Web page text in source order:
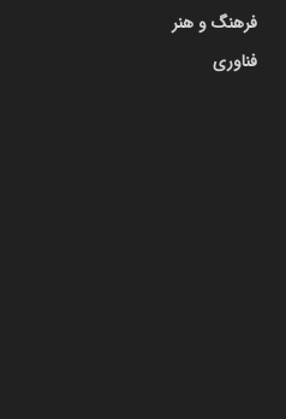
فرهنگ و هنر
فناوری